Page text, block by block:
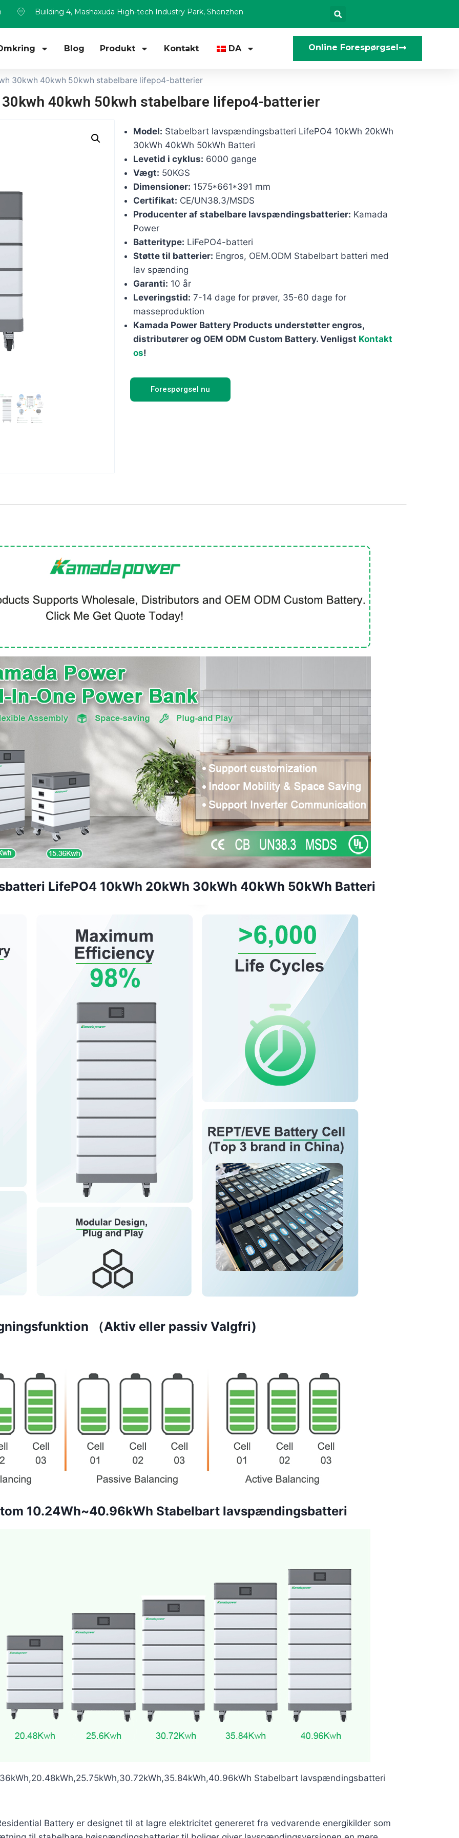
Building 4, Mashaxuda High-tech Industry Park, Shenzhen
Blog Produkt Kontakt DA Online Forespørgsel
30kwh 40kwh 50kwh stabelbare lifepo4-batterier
40kwh 50kwh stabelbare lifepo4-batterier
Model: Stabelbart lavspændingsbatteri LifePO4 10kWh 20kWh
30kWh 40kWh 50kWh Batteri
Levetid i cyklus: 6000 gange
Vægt: 50KGS
Dimensioner: 1575*661*391 mm
Certifikat: CE/UN38.3/MSDS
Producenter af stabelbare lavspændingsbatterier: Kamada
Power
Batteritype: LiFePO4-batteri
Støtte til batterier: Engros, OEM.ODM Stabelbart batteri med
lav spænding
Garanti: 10 år
Leveringstid: 7-14 dage for prøver, 35-60 dage for
masseproduktion
Kamada Power Battery Products understøtter engros,
distributører og OEM ODM Custom Battery. Venligst Kontakt
os!
Forespørgsel nu
LifePO4 10kWh 20kWh 30kWh 40kWh 50kWh Batteri
（Aktiv eller passiv Valgfri)
10.24Wh~40.96kWh Stabelbart lavspændingsbatteri
Stabelbart lavspændingsbatteri
Battery er designet til at lagre elektricitet genereret fra vedvarende energikilder som